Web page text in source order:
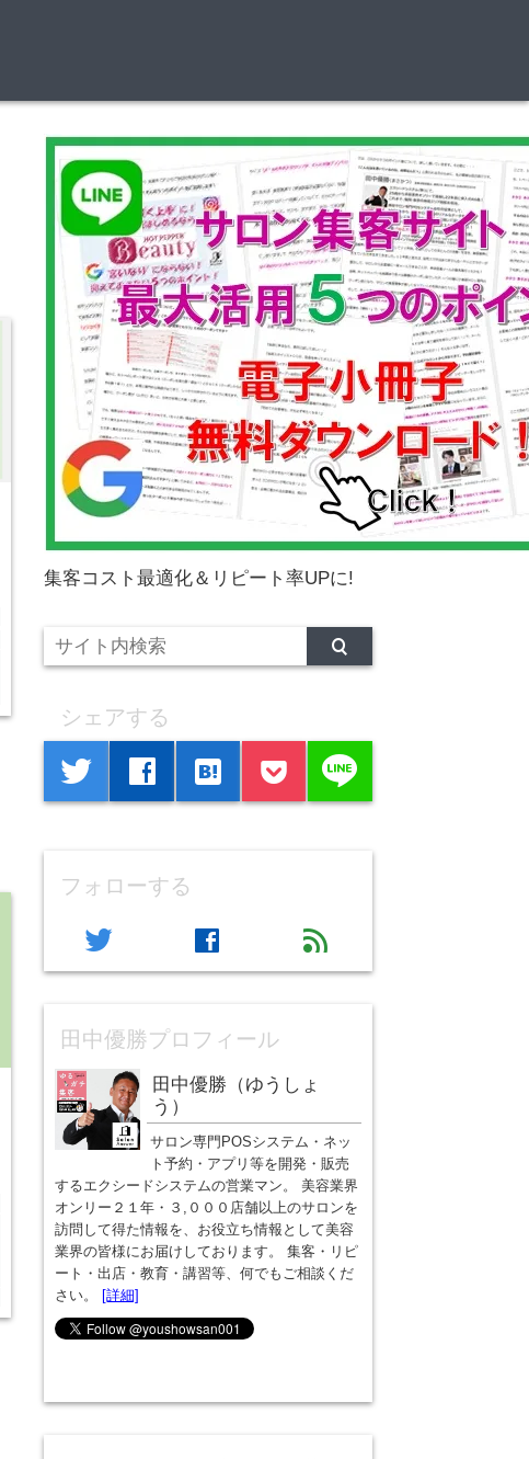
集客コスト最適化＆リピート率UPに!
シェアする
twitter facebook hatenabookmark line
フォローする
twitter facebook feed
田中優勝プロフィール
田中優勝（ゆうしょ
う）
サロン専門POSシステム・ネッ
ト予約・アプリ等を開発・販売
するエクシードシステムの営業マン。 美容業界
オンリー２１年・３,０００店舗以上のサロンを
訪問して得た情報を、お役立ち情報として美容
業界の皆様にお届けしております。 集客・リピ
ート・出店・教育・講習等、何でもご相談くだ
さい。
[詳細]